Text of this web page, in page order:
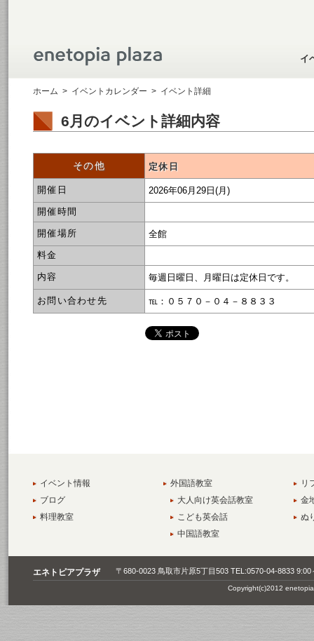
イ
ホーム > イベントカレンダー > イベント詳細
6月のイベント詳細内容
その他 定休日
開催日
2026年06月29日(月)
開催時間
開催場所
全館
料金
内容 毎週日曜日、月曜日は定休日です。
お問い合わせ先 ℡：０５７０－０４－８８３３
イベント情報
ブログ
料理教室
外国語教室
大人向け英会話教室
こども英会話
中国語教室
リ
金
ぬ
エネトピアプラザ 〒680-0023 鳥取市片原5丁目503 TEL:0570-04-8833
Copyright(c)2012